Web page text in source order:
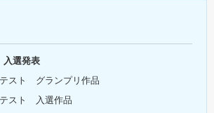
選発表
スト グランプリ作品
スト 入選作品